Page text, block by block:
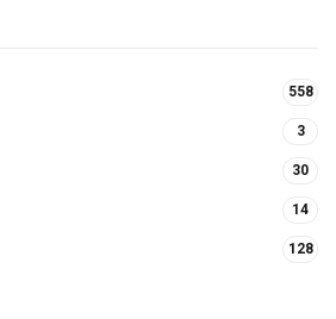
558
3
30
14
128